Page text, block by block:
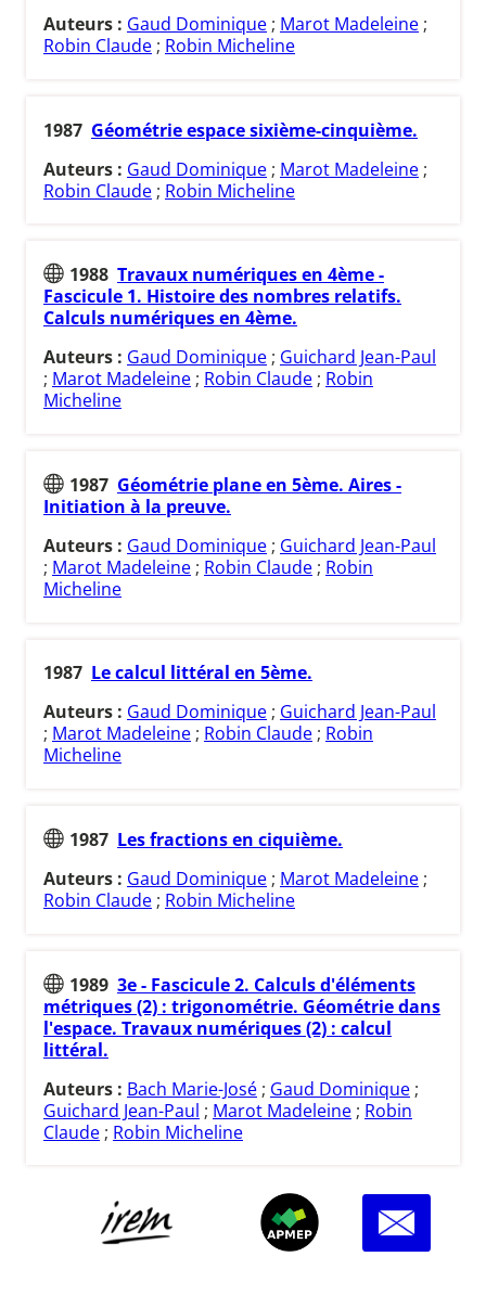
Auteurs : Gaud Dominique ; Marot Madeleine ;
Robin Claude ; Robin Micheline
1987 Géométrie espace sixième-cinquième.
Auteurs : Gaud Dominique ; Marot Madeleine ;
Robin Claude ; Robin Micheline
1988 Travaux numériques en 4ème -
Fascicule 1. Histoire des nombres relatifs.
Calculs numériques en 4ème.
Auteurs : Gaud Dominique ; Guichard Jean-Paul
; Marot Madeleine ; Robin Claude ; Robin
Micheline
1987 Géométrie plane en 5ème. Aires -
Initiation à la preuve.
Auteurs : Gaud Dominique ; Guichard Jean-Paul
; Marot Madeleine ; Robin Claude ; Robin
Micheline
1987 Le calcul littéral en 5ème.
Auteurs : Gaud Dominique ; Guichard Jean-Paul
; Marot Madeleine ; Robin Claude ; Robin
Micheline
1987 Les fractions en ciquième.
Auteurs : Gaud Dominique ; Marot Madeleine ;
Robin Claude ; Robin Micheline
1989 3e - Fascicule 2. Calculs d'éléments
métriques (2) : trigonométrie. Géométrie dans
l'espace. Travaux numériques (2) : calcul
littéral.
Auteurs : Bach Marie-José ; Gaud Dominique ;
Guichard Jean-Paul ; Marot Madeleine ; Robin
Claude ; Robin Micheline